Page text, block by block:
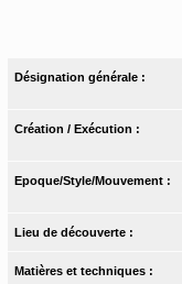
Désignation générale :
Création / Exécution :
Epoque/Style/Mouvement :
Lieu de découverte :
Matières et techniques :